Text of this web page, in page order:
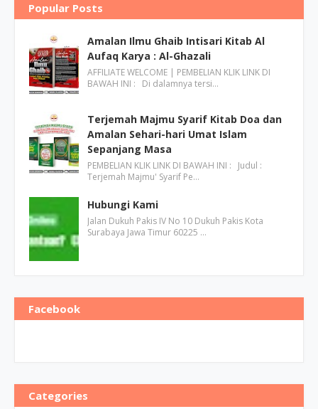
Popular Posts
Amalan Ilmu Ghaib Intisari Kitab Al
Aufaq Karya : Al-Ghazali
AFFILIATE WELCOME | PEMBELIAN KLIK LINK DI
BAWAH INI : Di dalamnya tersi…
Terjemah Majmu Syarif Kitab Doa dan
Amalan Sehari-hari Umat Islam
Sepanjang Masa
PEMBELIAN KLIK LINK DI BAWAH INI : Judul :
Terjemah Majmu' Syarif Pe…
Hubungi Kami
Jalan Dukuh Pakis IV No 10 Dukuh Pakis Kota
Surabaya Jawa Timur 60225 …
Facebook
Categories